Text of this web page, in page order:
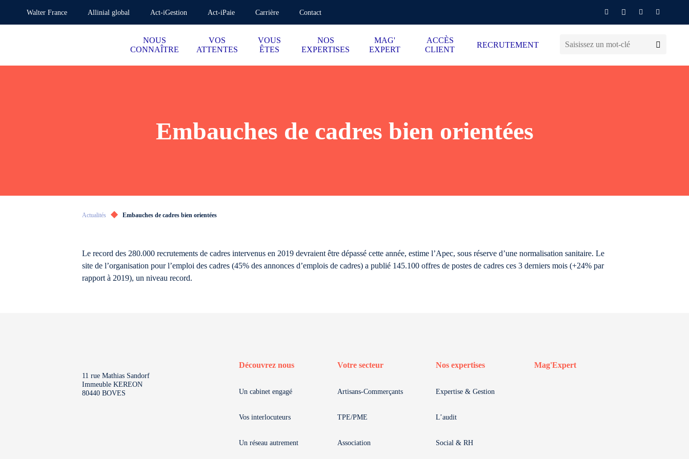
Walter France Allinial global Act-iGestion Act-iPaie Carrière Contact
NOUS
CONNAÎTRE
VOS
ATTENTES
VOUS
ÊTES
NOS
EXPERTISES
MAG'
EXPERT
ACCÈS
CLIENT
RECRUTEMENT
Embauches de cadres bien orientées
Actualités Embauches de cadres bien orientées
Le record des 280.000 recrutements de cadres intervenus en 2019 devraient être dépassé cette année, estime l’Apec, sous réserve d’une normalisation sanitaire. Le
site de l’organisation pour l’emploi des cadres (45% des annonces d’emplois de cadres) a publié 145.100 offres de postes de cadres ces 3 derniers mois (+24% par
rapport à 2019), un niveau record.
11 rue Mathias Sandorf
Immeuble KEREON
80440 BOVES
Découvrez nous
Un cabinet engagé
Vos interlocuteurs
Un réseau autrement
Votre secteur
Artisans-Commerçants
TPE/PME
Association
Nos expertises
Expertise & Gestion
L’audit
Social & RH
Mag'Expert